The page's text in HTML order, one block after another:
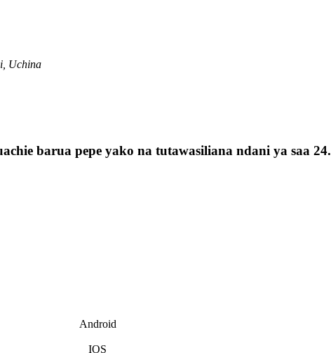
Uchina
barua pepe yako na tutawasiliana ndani ya saa 24.
Android
IOS